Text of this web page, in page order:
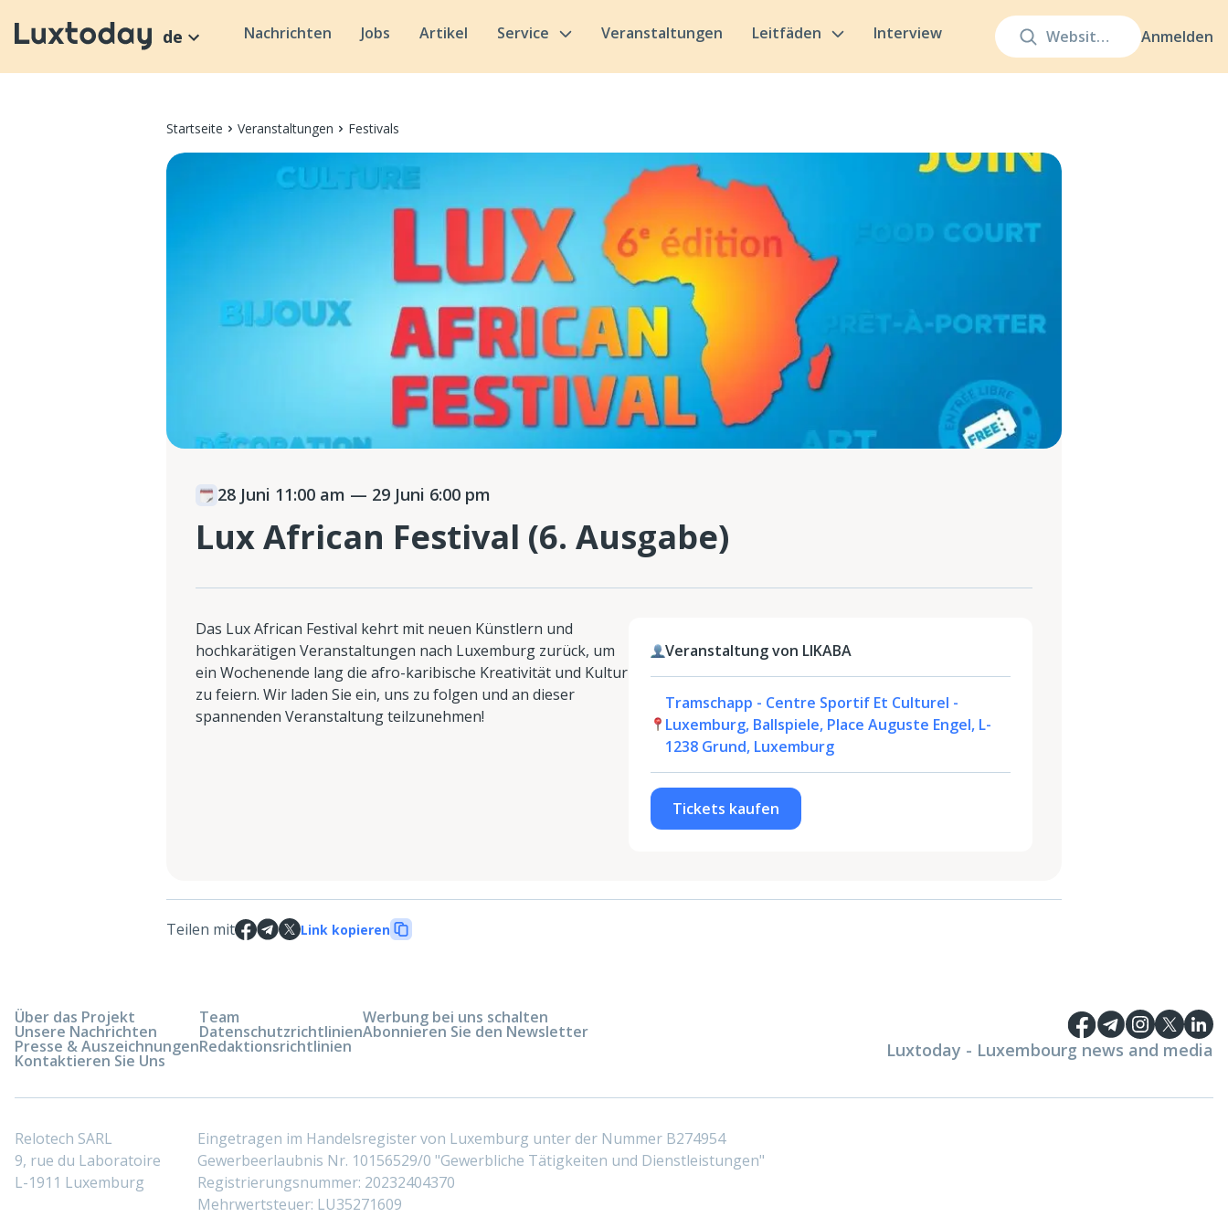
Anmelden
de Nachrichten Jobs Artikel Service Veranstaltungen Leitfäden Interview
Startseite Veranstaltungen Festivals
28 Juni 11:00 am — 29 Juni 6:00 pm
Lux African Festival (6. Ausgabe)
Das Lux African Festival kehrt mit neuen Künstlern und
hochkarätigen Veranstaltungen nach Luxemburg zurück, um
ein Wochenende lang die afro-karibische Kreativität und Kultur
zu feiern. Wir laden Sie ein, uns zu folgen und an dieser
spannenden Veranstaltung teilzunehmen!
Veranstaltung von LIKABA
Tramschapp - Centre Sportif Et Culturel -
Luxemburg, Ballspiele, Place Auguste Engel, L-
1238 Grund, Luxemburg
Tickets kaufen
Teilen mit Link kopieren
Über das Projekt
Unsere Nachrichten
Presse & Auszeichnungen
Kontaktieren Sie Uns
Team
Datenschutzrichtlinien
Redaktionsrichtlinien
Werbung bei uns schalten
Abonnieren Sie den Newsletter
Luxtoday - Luxembourg news and media
Relotech SARL
9, rue du Laboratoire
L-1911 Luxemburg
Eingetragen im Handelsregister von Luxemburg unter der Nummer B274954
Gewerbeerlaubnis Nr. 10156529/0 "Gewerbliche Tätigkeiten und Dienstleistungen"
Registrierungsnummer: 20232404370
Mehrwertsteuer: LU35271609